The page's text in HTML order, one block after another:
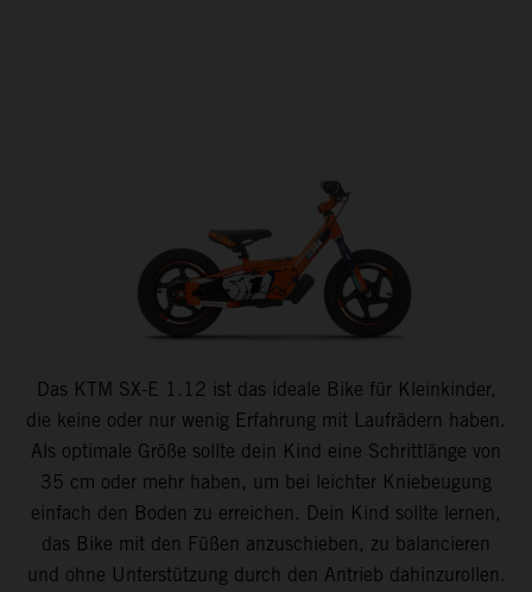
Das KTM SX-E 1.12 ist das ideale Bike für Kleinkinder,
die keine oder nur wenig Erfahrung mit Laufrädern haben.
Als optimale Größe sollte dein Kind eine Schrittlänge von
35 cm oder mehr haben, um bei leichter Kniebeugung
einfach den Boden zu erreichen. Dein Kind sollte lernen,
das Bike mit den Füßen anzuschieben, zu balancieren
und ohne Unterstützung durch den Antrieb dahinzurollen.